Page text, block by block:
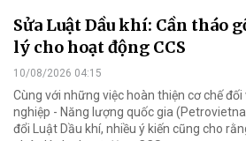
Sửa Luật Dầu khí: Cần tháo
lý cho hoạt động CCS
10/08/2026 04:15
Cùng với những việc hoàn thiện cơ chế
nghiệp - Năng lượng quốc gia
đổi Luật Dầu khí, nhiều ý kiến cũng cho